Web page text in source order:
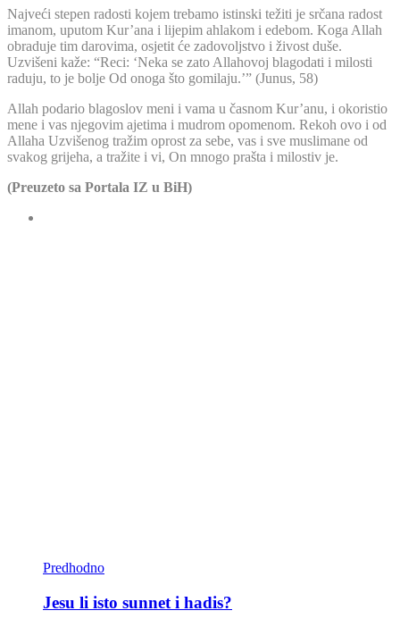
Najveći stepen radosti kojem trebamo istinski težiti je srčana radost
imanom, uputom Kur’ana i lijepim ahlakom i edebom. Koga Allah
obraduje tim darovima, osjetit će zadovoljstvo i živost duše.
Uzvišeni kaže: “Reci: ‘Neka se zato Allahovoj blagodati i milosti
raduju, to je bolje Od onoga što gomilaju.’” (Junus, 58)
Allah podario blagoslov meni i vama u časnom Kur’anu, i okoristio
mene i vas njegovim ajetima i mudrom opomenom. Rekoh ovo i od
Allaha Uzvišenog tražim oprost za sebe, vas i sve muslimane od
svakog grijeha, a tražite i vi, On mnogo prašta i milostiv je.
(Preuzeto sa Portala IZ u BiH)
Predhodno
Jesu li isto sunnet i hadis?